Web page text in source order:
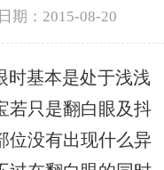
日期：2015-08-20
基本是处于浅浅
若只是翻白眼及抖
位没有出现什么异